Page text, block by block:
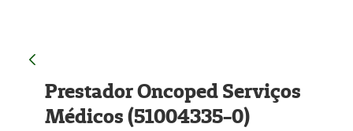
Prestador Oncoped Serviços
Médicos (51004335-0)